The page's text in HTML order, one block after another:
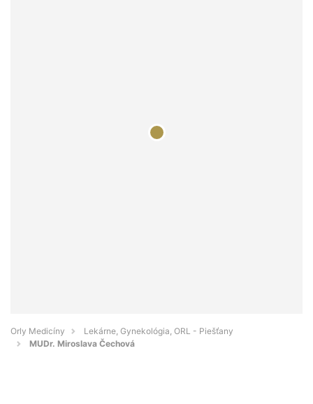
Orly Medicíny
Lekárne, Gynekológia, ORL - Piešťany
MUDr. Miroslava Čechová